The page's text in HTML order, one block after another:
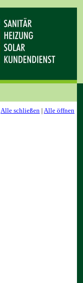
Alle schließen | Alle öffnen